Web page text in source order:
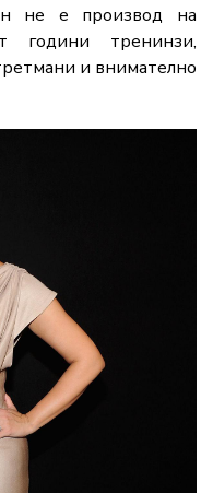
не е производ на
години тренинзи,
и внимателно